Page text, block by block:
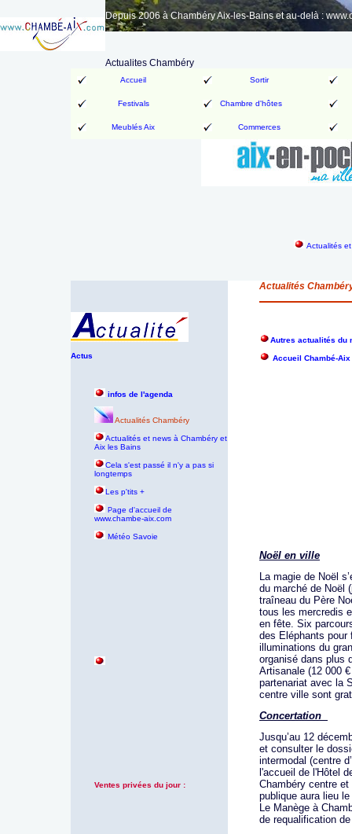
Depuis 2006 à Chambéry Aix-les-Bains et au-delà :
Actualites Chambéry
Accueil Sortir
Festivals Chambre d'hôtes
Meublés Aix Commerces
Actualités
Actualités
Actus
Autres actualités du
Accueil Chambé-Aix
infos de l'agenda
Actualités Chambéry
Actualités et news à Chambéry et
Aix les Bains
Cela s'est passé il n'y a pas si
longtemps
Les p'tits +
Page d'accueil de
www.chambe-aix.com
Météo Savoie
Ventes privées du jour :
Noël en ville
La magie de Noël
du marché de Noël
traîneau du Père
tous les mercredis
en fête. Six
des Eléphants pour
illuminations du
organisé dans plus
Artisanale (12 000
partenariat avec la
centre ville sont
Concertation
Jusqu’au 12
et consulter le
intermodal (centre
l'accueil de l'Hôtel
Chambéry centre
publique aura lieu
Le Manège à
de requalification